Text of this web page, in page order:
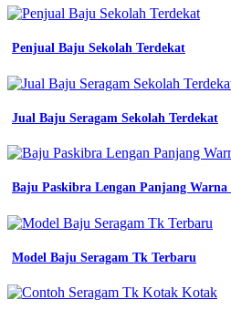
s
xl
sejahtera
teknik
jual
kerja
seragam
biru
shopee
jual
Penjual Baju Sekolah Terdekat
Jual Baju Seragam Sekolah Terdekat
Baju Paskibra Lengan Panjang
Model Baju Seragam Tk Terbaru